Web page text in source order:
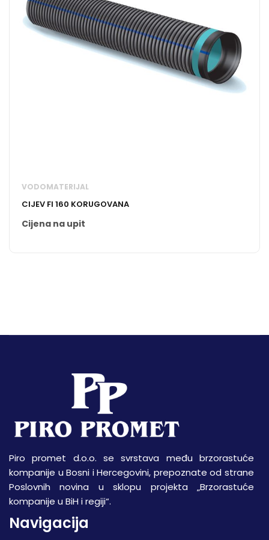
VODOMATERIJAL
CIJEV FI 160 KORUGOVANA
Cijena na upit
Piro promet d.o.o. se svrstava među brzorastuće
kompanije u Bosni i Hercegovini, prepoznate od strane
Poslovnih novina u sklopu projekta „Brzorastuće
kompanije u BiH i regiji“.
Navigacija